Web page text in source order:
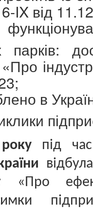
IX від
парків:
в
під